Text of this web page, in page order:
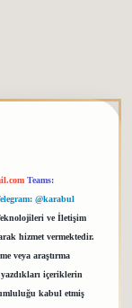
Teams:
@karabul
ve İletişim
hizmet vermektedir.
veya araştırma
içeriklerin
kabul etmiş